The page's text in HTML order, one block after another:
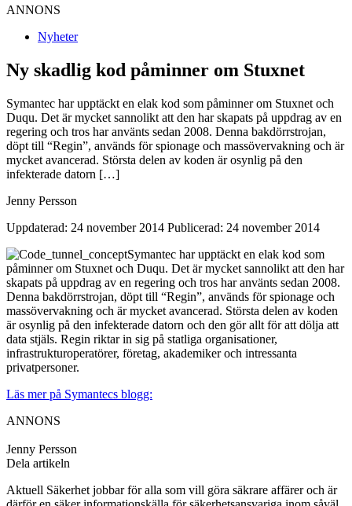
ANNONS
Nyheter
Ny skadlig kod påminner om Stuxnet
Symantec har upptäckt en elak kod som påminner om Stuxnet och
Duqu. Det är mycket sannolikt att den har skapats på uppdrag av en
regering och tros har använts sedan 2008. Denna bakdörrstrojan,
döpt till “Regin”, används för spionage och massövervakning och är
mycket avancerad. Största delen av koden är osynlig på den
infekterade datorn […]
Jenny Persson
Uppdaterad: 24 november 2014 Publicerad: 24 november 2014
Symantec har upptäckt en elak kod som
påminner om Stuxnet och Duqu. Det är mycket sannolikt att den har
skapats på uppdrag av en regering och tros har använts sedan 2008.
Denna bakdörrstrojan, döpt till “Regin”, används för spionage och
massövervakning och är mycket avancerad. Största delen av koden
är osynlig på den infekterade datorn och den gör allt för att dölja att
data stjäls. Regin riktar in sig på statliga organisationer,
infrastrukturoperatörer, företag, akademiker och intressanta
privatpersoner.
Läs mer på Symantecs blogg:
ANNONS
Jenny Persson
Dela artikeln
Aktuell Säkerhet jobbar för alla som vill göra säkrare affärer och är